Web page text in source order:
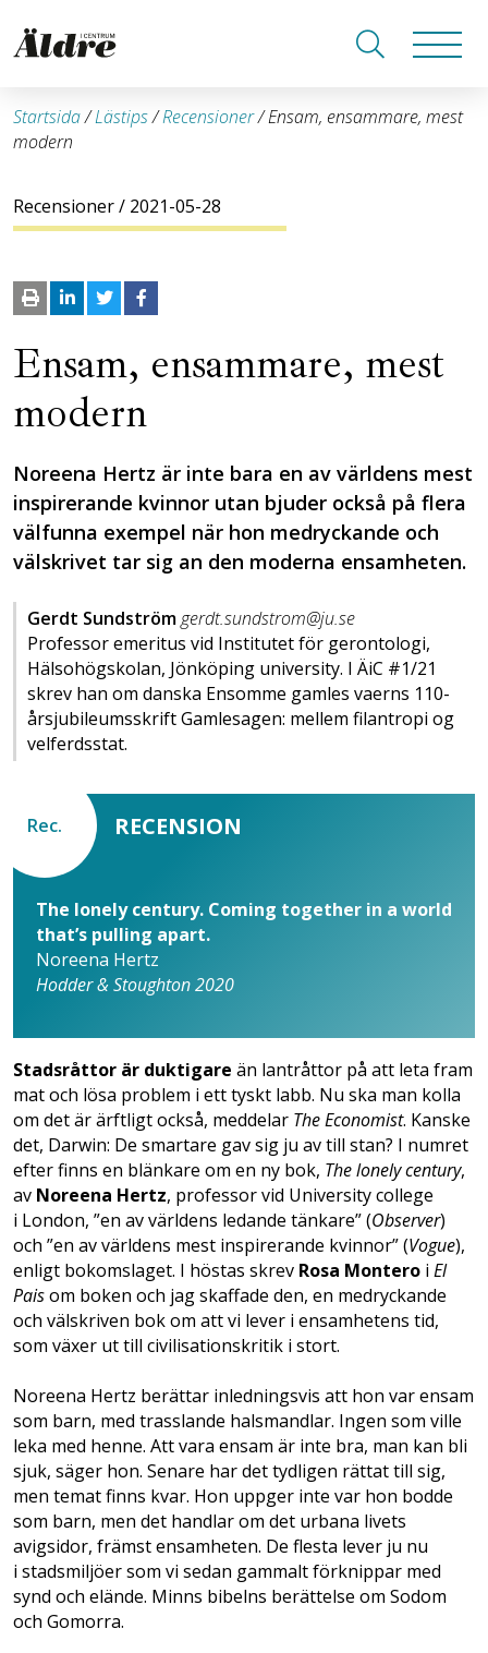
Startsida/Lästips/Recensioner/Ensam, ensammare, mest
modern
Recensioner/ 2021-05-28
Ensam, ensammare, mest
modern
Noreena Hertz är inte bara en av världens mest
inspirerande kvinnor utan bjuder också på flera
välfunna exempel när hon medryckande och
välskrivet tar sig an den moderna ensamheten.
Gerdt Sundströmgerdt.sundstrom@ju.se
Professor emeritus vid Institutet för gerontologi,
Hälsohögskolan, Jönköping university. I ÄiC #1/21
skrev han om danska Ensomme gamles vaerns 110-
årsjubileumsskrift Gamlesagen: mellem filantropi og
velferdsstat.
Rec. RECENSION
The lonely century. Coming together in a world
that’s pulling apart.
Noreena Hertz
Hodder & Stoughton 2020
Stadsråttor är duktigare än lantråttor på att leta fram
mat och lösa problem i ett tyskt labb. Nu ska man kolla
om det är ärftligt också, meddelar The Economist. Kanske
det, Darwin: De smartare gav sig ju av till stan? I numret
efter finns en blänkare om en ny bok, The lonely century,
av Noreena Hertz, professor vid University college
i London, ”en av världens ledande tänkare” (Observer)
och ”en av världens mest inspirerande kvinnor” (Vogue),
enligt bokomslaget. I höstas skrev Rosa Montero i El
Paisom boken och jag skaffade den, en medryckande
och välskriven bok om att vi lever i ensamhetens tid,
som växer ut till civilisationskritik i stort.
Noreena Hertz berättar inledningsvis att hon var ensam
som barn, med trasslande halsmandlar. Ingen som ville
leka med henne. Att vara ensam är inte bra, man kan bli
sjuk, säger hon. Senare har det tydligen rättat till sig,
men temat finns kvar. Hon uppger inte var hon bodde
som barn, men det handlar om det urbana livets
avigsidor, främst ensamheten. De flesta lever ju nu
i stadsmiljöer som vi sedan gammalt förknippar med
synd och elände. Minns bibelns berättelse om Sodom
och Gomorra.